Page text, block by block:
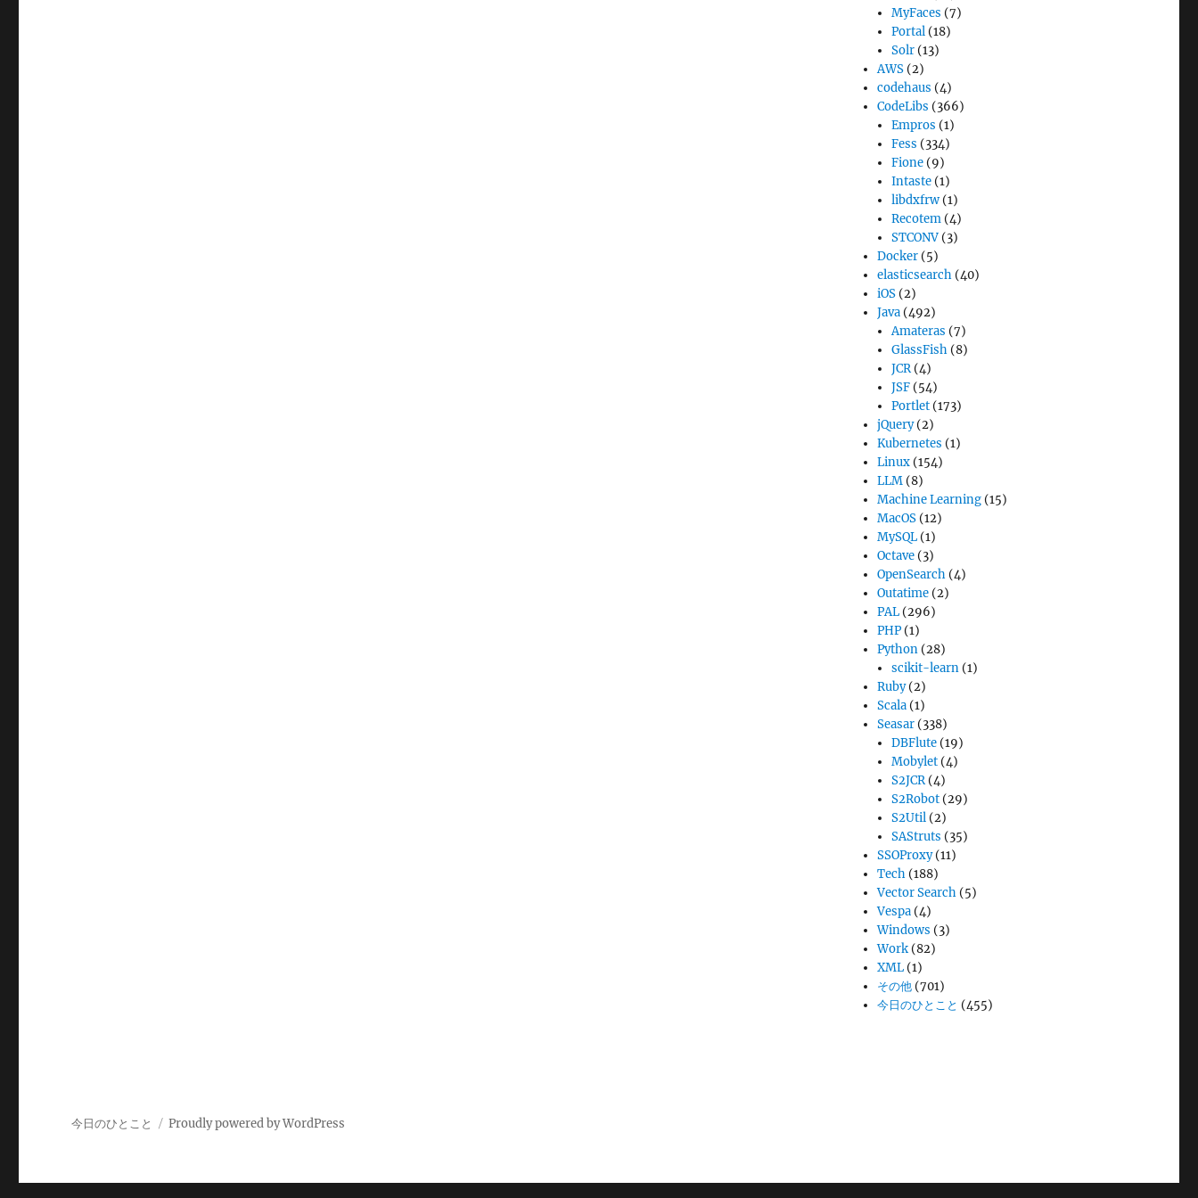
MyFaces (7)
Portal (18)
Solr (13)
AWS (2)
codehaus (4)
CodeLibs (366)
Empros (1)
Fess (334)
Fione (9)
Intaste (1)
libdxfrw (1)
Recotem (4)
STCONV (3)
Docker (5)
elasticsearch (40)
iOS (2)
Java (492)
Amateras (7)
GlassFish (8)
JCR(4)
JSF (54)
Portlet (173)
jQuery(2)
Kubernetes (1)
Linux (154)
LLM (8)
Machine Learning (15)
MacOS (12)
MySQL (1)
Octave (3)
OpenSearch (4)
Outatime (2)
PAL (296)
PHP (1)
Python (28)
scikit-learn (1)
Ruby(2)
Scala (1)
Seasar (338)
DBFlute (19)
Mobylet (4)
S2JCR(4)
S2Robot (29)
S2Util (2)
SAStruts (35)
SSOProxy(11)
Tech (188)
Vector Search (5)
Vespa (4)
Windows (3)
Work (82)
XML (1)
その他 (701)
今日のひとこと (455)
今日のひとこと Proudly powered by WordPress